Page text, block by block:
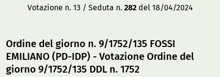
Votazione n. 13 / Seduta n. 282del 18/04/2024
Ordine del giorno n. 9/1752/135 FOSSI
EMILIANO (PD-IDP) - Votazione Ordine del
giorno 9/1752/135 DDL n. 1752